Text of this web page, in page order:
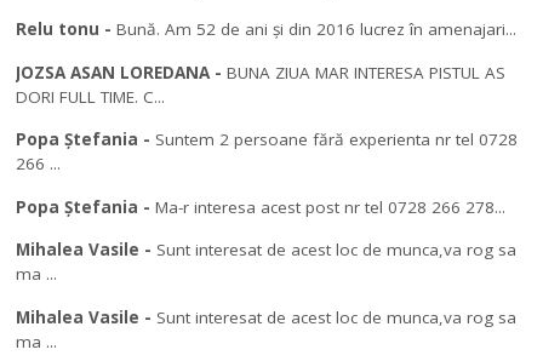
Relu tonu -Bună. Am 52 de ani și din 2016 lucrez în amenajari...
JOZSA ASAN LOREDANA-BUNA ZIUA MAR INTERESA PISTUL AS
DORI FULL TIME. C...
Popa Ștefania - Suntem 2 persoane fără experienta nr tel 0728
266 ...
Popa Ștefania -Ma-r interesa acest post nr tel 0728 266 278...
Mihalea Vasile - Sunt interesat de acest loc de munca,va rog sa
ma ...
Mihalea Vasile - Sunt interesat de acest loc de munca,va rog sa
ma ...